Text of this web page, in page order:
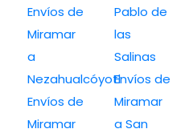
Envíos de
Miramar
a
Nezahualcóyotl
Envíos de
Miramar
Pablo de
las
Salinas
Envíos de
Miramar
a San